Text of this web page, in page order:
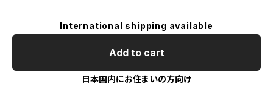
International shipping available
Add to cart
日本国内にお住まいの方向け